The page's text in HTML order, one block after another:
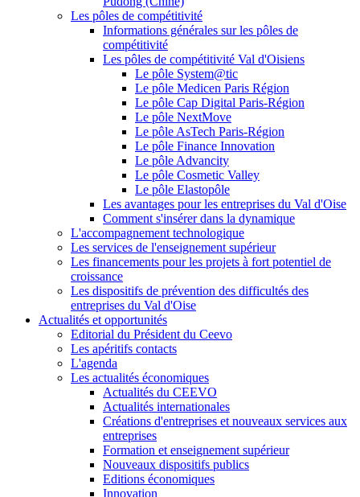
Les pôles de compétitivité
Informations générales sur les pôles de
compétitivité
Les pôles de compétitivité Val d'Oisiens
Le pôle System@tic
Le pôle Medicen Paris Région
Le pôle Cap Digital Paris-Région
Le pôle NextMove
Le pôle AsTech Paris-Région
Le pôle Finance Innovation
Le pôle Advancity
Le pôle Cosmetic Valley
Le pôle Elastopôle
Les avantages pour les entreprises du Val d'Oise
Comment s'insérer dans la dynamique
L'accompagnement technologique
Les services de l'enseignement supérieur
Les financements pour les projets à fort potentiel de
croissance
Les dispositifs de prévention des difficultés des
entreprises du Val d'Oise
Actualités et opportunités
Editorial du Président du Ceevo
Les apéritifs contacts
L'agenda
Les actualités économiques
Actualités du CEEVO
Actualités internationales
Créations d'entreprises et nouveaux services aux
entreprises
Formation et enseignement supérieur
Nouveaux dispositifs publics
Editions économiques
Innovation